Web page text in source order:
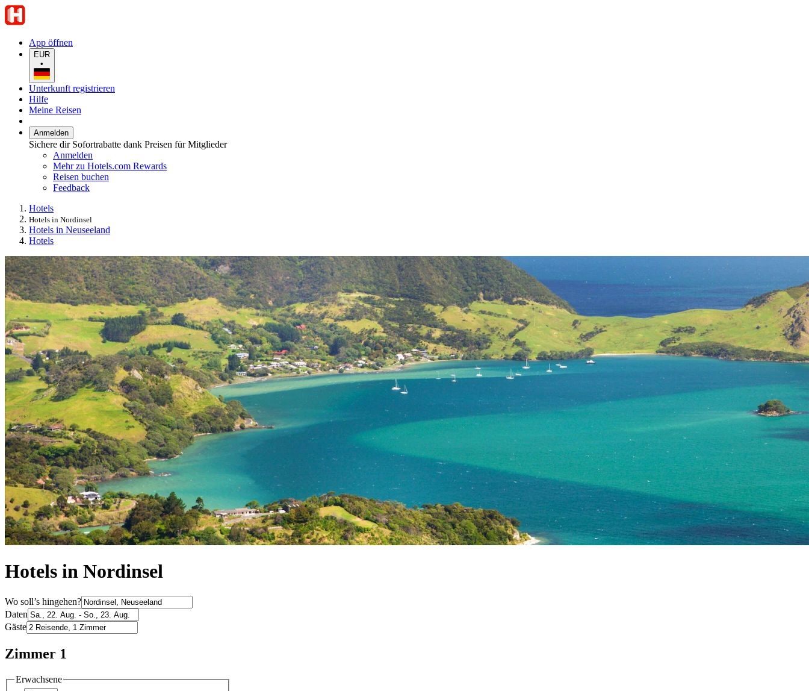
App öffnen
EUR
•
Unterkunft registrieren
Hilfe
Meine Reisen
Anmelden
Sichere dir Sofortrabatte dank Preisen für Mitglieder
Anmelden
Mehr zu Hotels.com Rewards
Reisen buchen
Feedback
Hotels
Hotels in Nordinsel
Hotels in Neuseeland
Hotels
Hotels in Nordinsel
Wo soll’s hingehen?
Daten
Gäste
Zimmer 1
Erwachsene